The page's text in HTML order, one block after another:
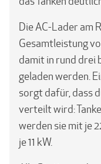
Die AC-Lader am
Gesamtleistung
damit in rund drei
geladen werden.
sorgt dafür, dass
verteilt wird:
werden sie mit je
je 11 kW.